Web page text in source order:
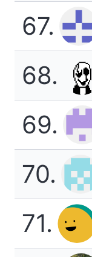
67.
68.
69.
70.
71.